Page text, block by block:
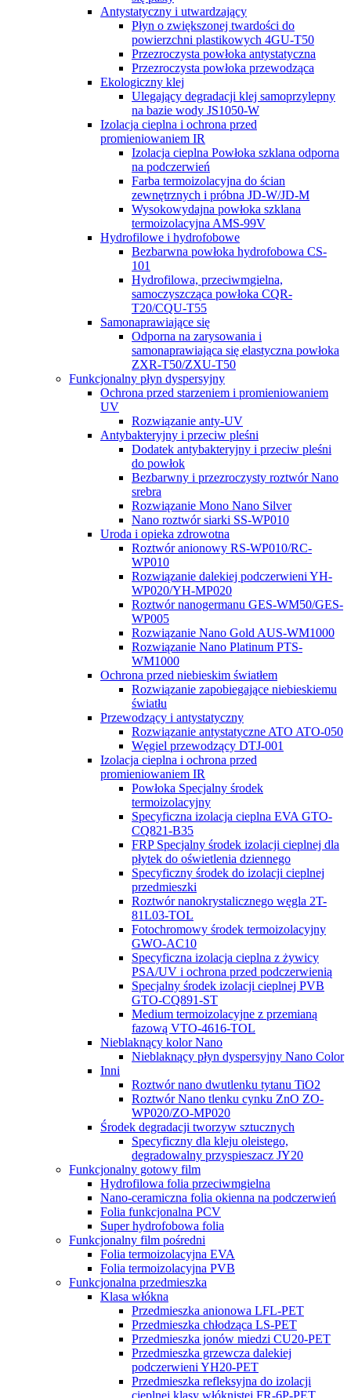
Antystatyczny i utwardzający
Płyn o zwiększonej twardości do
powierzchni plastikowych 4GU-T50
Przezroczysta powłoka antystatyczna
Przezroczysta powłoka przewodząca
Ekologiczny klej
Ulegający degradacji klej samoprzylepny
na bazie wody JS1050-W
Izolacja cieplna i ochrona przed
promieniowaniem IR
Izolacja cieplna Powłoka szklana odporna
na podczerwień
Farba termoizolacyjna do ścian
zewnętrznych i próbna JD-W/JD-M
Wysokowydajna powłoka szklana
termoizolacyjna AMS-99V
Hydrofilowe i hydrofobowe
Bezbarwna powłoka hydrofobowa CS-
101
Hydrofilowa, przeciwmgielna,
samoczyszcząca powłoka CQR-
T20/CQU-T55
Samonaprawiające się
Odporna na zarysowania i
samonaprawiająca się elastyczna powłoka
ZXR-T50/ZXU-T50
Funkcjonalny płyn dyspersyjny
Ochrona przed starzeniem i promieniowaniem
UV
Rozwiązanie anty-UV
Antybakteryjny i przeciw pleśni
Dodatek antybakteryjny i przeciw pleśni
do powłok
Bezbarwny i przezroczysty roztwór Nano
srebra
Rozwiązanie Mono Nano Silver
Nano roztwór siarki SS-WP010
Uroda i opieka zdrowotna
Roztwór anionowy RS-WP010/RC-
WP010
Rozwiązanie dalekiej podczerwieni YH-
WP020/YH-MP020
Roztwór nanogermanu GES-WM50/GES-
WP005
Rozwiązanie Nano Gold AUS-WM1000
Rozwiązanie Nano Platinum PTS-
WM1000
Ochrona przed niebieskim światłem
Rozwiązanie zapobiegające niebieskiemu
światłu
Przewodzący i antystatyczny
Rozwiązanie antystatyczne ATO ATO-050
Węgiel przewodzący DTJ-001
Izolacja cieplna i ochrona przed
promieniowaniem IR
Powłoka Specjalny środek
termoizolacyjny
Specyficzna izolacja cieplna EVA GTO-
CQ821-B35
FRP Specjalny środek izolacji cieplnej dla
płytek do oświetlenia dziennego
Specyficzny środek do izolacji cieplnej
przedmieszki
Roztwór nanokrystalicznego węgla 2T-
81L03-TOL
Fotochromowy środek termoizolacyjny
GWO-AC10
Specyficzna izolacja cieplna z żywicy
PSA/UV i ochrona przed podczerwienią
Specjalny środek izolacji cieplnej PVB
GTO-CQ891-ST
Medium termoizolacyjne z przemianą
fazową VTO-4616-TOL
Nieblaknący kolor Nano
Nieblaknący płyn dyspersyjny Nano Color
Inni
Roztwór nano dwutlenku tytanu TiO2
Roztwór Nano tlenku cynku ZnO ZO-
WP020/ZO-MP020
Środek degradacji tworzyw sztucznych
Specyficzny dla kleju oleistego,
degradowalny przyspieszacz JY20
Funkcjonalny gotowy film
Hydrofilowa folia przeciwmgielna
Nano-ceramiczna folia okienna na podczerwień
Folia funkcjonalna PCV
Super hydrofobowa folia
Funkcjonalny film pośredni
Folia termoizolacyjna EVA
Folia termoizolacyjna PVB
Funkcjonalna przedmieszka
Klasa włókna
Przedmieszka anionowa LFL-PET
Przedmieszka chłodząca LS-PET
Przedmieszka jonów miedzi CU20-PET
Przedmieszka grzewcza dalekiej
podczerwieni YH20-PET
Przedmieszka refleksyjna do izolacji
cieplnej klasy włóknistej FR-6P-PET